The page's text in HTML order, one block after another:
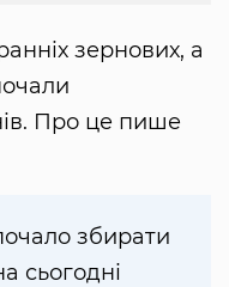
зернових, а
Про це пише
збирати
сьогодні